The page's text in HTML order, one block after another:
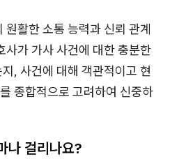
원활한 소통 능력과 신뢰 관계
사가 가사 사건에 대한 충분한
, 사건에 대해 객관적이고 현
종합적으로 고려하여 신중하
나 걸리나요?